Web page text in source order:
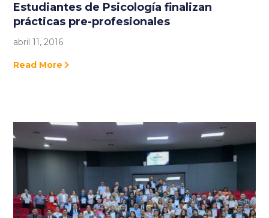
Estudiantes de Psicología finalizan
prácticas pre-profesionales
abril 11, 2016
Read More